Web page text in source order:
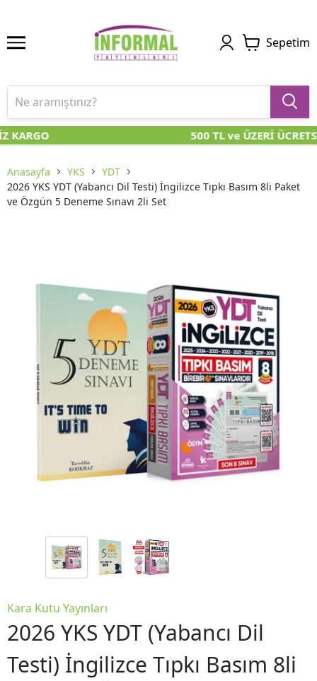
Sepetim
KARGO 500 TL ve ÜZERİ
Anasayfa YKS
YDT
2026 YKS YDT (Yabancı Dil Testi) İngilizce Tıpkı Basım 8li Paket
ve Özgün 5 Deneme Sınavı 2li Set
Kara Kutu Yayınları
2026 YKS YDT (Yabancı Dil
Testi) İngilizce Tıpkı Basım 8li